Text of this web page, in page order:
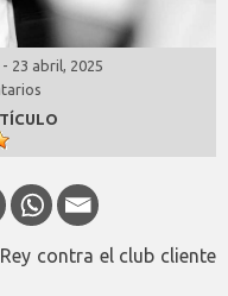
- 23 abril, 2025
contra el club cliente